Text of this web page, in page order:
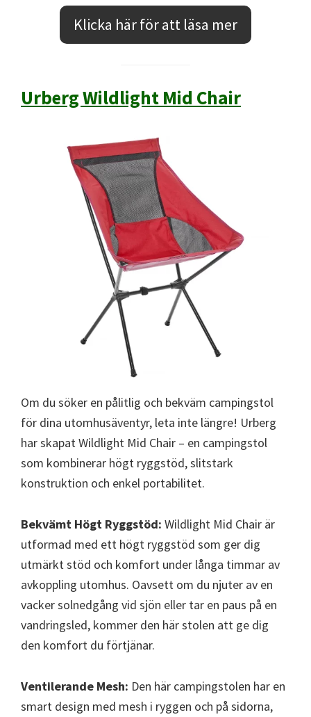
Klicka här för att läsa mer
Urberg Wildlight Mid Chair
Om du söker en pålitlig och bekväm campingstol
för dina utomhusäventyr, leta inte längre! Urberg
har skapat Wildlight Mid Chair – en campingstol
som kombinerar högt ryggstöd, slitstark
konstruktion och enkel portabilitet.
Bekvämt Högt Ryggstöd: Wildlight Mid Chair är
utformad med ett högt ryggstöd som ger dig
utmärkt stöd och komfort under långa timmar av
avkoppling utomhus. Oavsett om du njuter av en
vacker solnedgång vid sjön eller tar en paus på en
vandringsled, kommer den här stolen att ge dig
den komfort du förtjänar.
Ventilerande Mesh: Den här campingstolen har en
smart design med mesh i ryggen och på sidorna,